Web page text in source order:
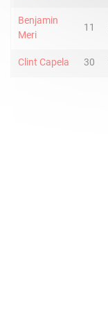
Benjamin
Meri
11
Clint Capela 30